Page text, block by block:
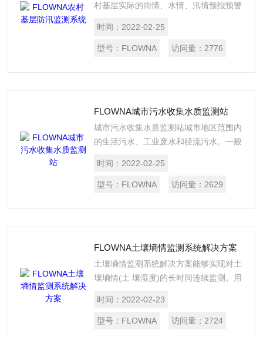
村基层实际的雨情、水情、汛情预报预警
汛抢险救灾预警能力，推进农村防洪治理
体系和治理能力现代化发挥了重要作用。
时间： 2022-02-25
型号： FLOWNA 访问量： 2776
FLOWNA城市污水收集水质监测站
城市污水收集水质监测站城市地区范围内
的生活污水、工业废水和径流污水。一般
行处理后排入水体。城市污水中除含有大
量有机物及病菌、病毒外，由于工业的高
时间： 2022-02-25
型号： FLOWNA 访问量： 2629
FLOWNA土壤墒情监测系统解决方案
土壤墒情监测系统解决方案能够实现对土
壤墒情(土 壤湿度)的长时间连续监测。用
传感器;也可将传感器布置在不同的深
度，测量剖面土壤水分情况。系统还提供
时间： 2022-02-23
型号： FLOWNA 访问量： 2724